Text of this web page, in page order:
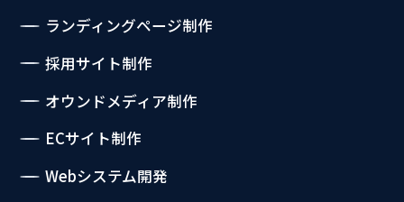
ランディングページ制作
採用サイト制作
オウンドメディア制作
ECサイト制作
Webシステム開発